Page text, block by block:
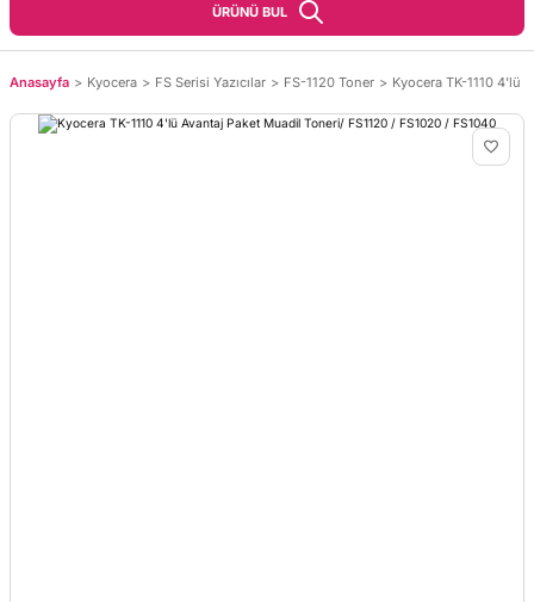
ÜRÜNÜ BUL
Anasayfa Kyocera FS Serisi Yazıcılar FS-1120 Toner Kyocera TK-1110 4'lü